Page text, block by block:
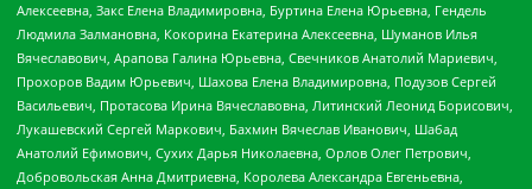
Алексеевна, Закс Елена Владимировна, Буртина Елена Юрьевна, Гендель
Людмила Залмановна, Кокорина Екатерина Алексеевна, Шуманов Илья
Вячеславович, Арапова Галина Юрьевна, Свечников Анатолий Мариевич,
Прохоров Вадим Юрьевич, Шахова Елена Владимировна, Подузов Сергей
Васильевич, Протасова Ирина Вячеславовна, Литинский Леонид Борисович,
Лукашевский Сергей Маркович, Бахмин Вячеслав Иванович, Шабад
Анатолий Ефимович, Сухих Дарья Николаевна, Орлов Олег Петрович,
Добровольская Анна Дмитриевна, Королева Александра Евгеньевна,